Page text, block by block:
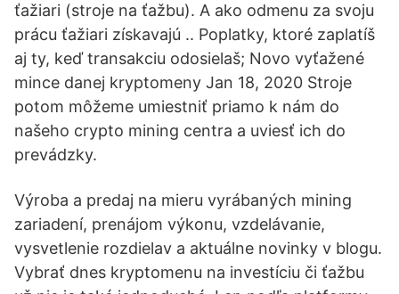
ťažiari (stroje na ťažbu). A ako odmenu za svoju
prácu ťažiari získavajú .. Poplatky, ktoré zaplatíš
aj ty, keď transakciu odosielaš; Novo vyťažené
mince danej kryptomeny Jan 18, 2020 Stroje
potom môžeme umiestniť priamo k nám do
našeho crypto mining centra a uviesť ich do
prevádzky.
Výroba a predaj na mieru vyrábaných mining
zariadení, prenájom výkonu, vzdelávanie,
vysvetlenie rozdielav a aktuálne novinky v blogu.
Vybrať dnes kryptomenu na investíciu či ťažbu